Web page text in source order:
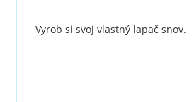
Vyrob si svoj vlastný lapač snov.